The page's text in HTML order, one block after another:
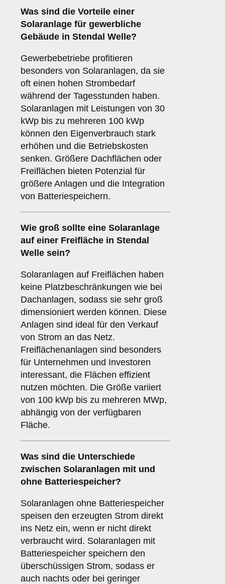
Was sind die Vorteile einer
Solaranlage für gewerbliche
Gebäude in Stendal Welle?
Gewerbebetriebe profitieren
besonders von Solaranlagen, da sie
oft einen hohen Strombedarf
während der Tagesstunden haben.
Solaranlagen mit Leistungen von 30
kWp bis zu mehreren 100 kWp
können den Eigenverbrauch stark
erhöhen und die Betriebskosten
senken. Größere Dachflächen oder
Freiflächen bieten Potenzial für
größere Anlagen und die Integration
von Batteriespeichern.
Wie groß sollte eine Solaranlage
auf einer Freifläche in Stendal
Welle sein?
Solaranlagen auf Freiflächen haben
keine Platzbeschränkungen wie bei
Dachanlagen, sodass sie sehr groß
dimensioniert werden können. Diese
Anlagen sind ideal für den Verkauf
von Strom an das Netz.
Freiflächenanlagen sind besonders
für Unternehmen und Investoren
interessant, die Flächen effizient
nutzen möchten. Die Größe variiert
von 100 kWp bis zu mehreren MWp,
abhängig von der verfügbaren
Fläche.
Was sind die Unterschiede
zwischen Solaranlagen mit und
ohne Batteriespeicher?
Solaranlagen ohne Batteriespeicher
speisen den erzeugten Strom direkt
ins Netz ein, wenn er nicht direkt
verbraucht wird. Solaranlagen mit
Batteriespeicher speichern den
überschüssigen Strom, sodass er
auch nachts oder bei geringer